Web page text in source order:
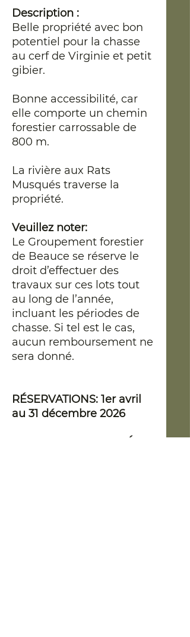
Description :
Belle propriété avec bon
potentiel pour la chasse
au cerf de Virginie et petit
gibier.
Bonne accessibilité, car
elle comporte un chemin
forestier carrossable de
800 m.
La rivière aux Rats
Musqués traverse la
propriété.
Veuillez noter:
Le Groupement forestier
de Beauce se réserve le
droit d’effectuer des
travaux sur ces lots tout
au long de l’année,
incluant les périodes de
chasse. Si tel est le cas,
aucun remboursement ne
sera donné.
RÉSERVATIONS: 1er avril
au 31 décembre 2026